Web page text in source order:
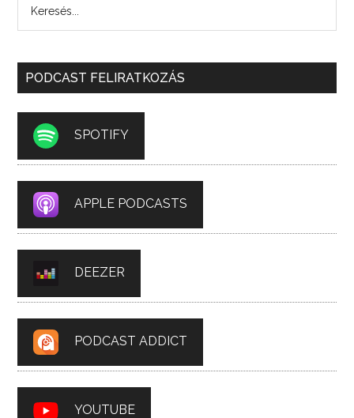
PODCAST FELIRATKOZÁS
SPOTIFY
APPLE PODCASTS
DEEZER
PODCAST ADDICT
YOUTUBE